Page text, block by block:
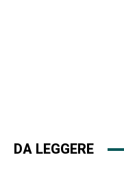
DA LEGGERE